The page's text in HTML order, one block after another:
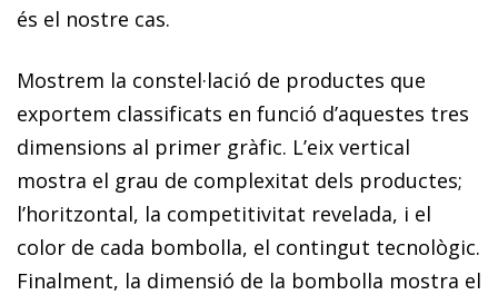
és el nostre cas.
Mostrem la constel·lació de productes que
exportem classificats en funció d’aquestes tres
dimensions al primer gràfic. L’eix vertical
mostra el grau de complexitat dels productes;
l’horitzontal, la competitivitat revelada, i el
color de cada bombolla, el contingut tecnològic.
Finalment, la dimensió de la bombolla mostra el